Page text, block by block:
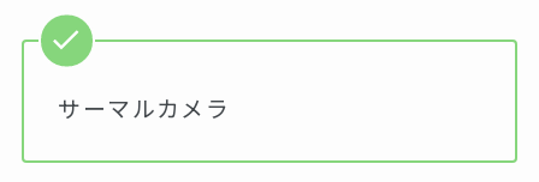
サーマルカメラ